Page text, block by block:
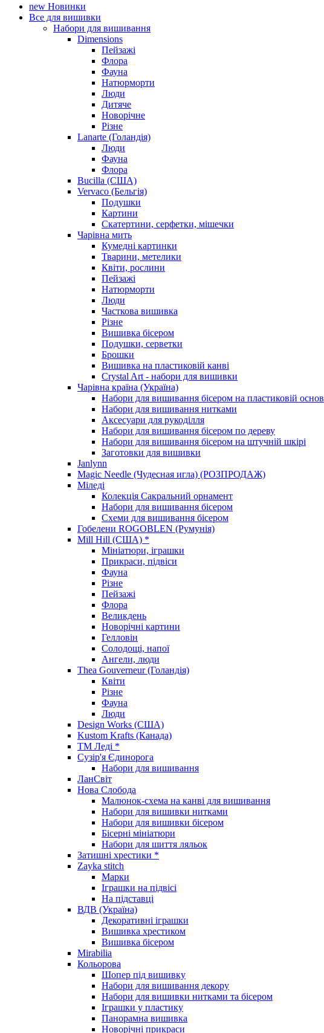
new Новинки
Все для вишивки
Набори для вишивання
Dimensions
Пейзажі
Флора
Фауна
Натюрморти
Люди
Дитяче
Новорічне
Різне
Lanarte (Голандія)
Люди
Фауна
Флора
Bucilla (США)
Vervaco (Бельгія)
Подушки
Картини
Скатертини, серфетки, мішечки
Чарiвна мить
Кумедні картинки
Тварини, метелики
Квіти, рослини
Пейзажі
Натюрморти
Люди
Часткова вишивка
Різне
Вишивка бісером
Подушки, серветки
Брошки
Вишивка на пластиковій канві
Crystal Art - набори для вишивки
Чарівна країна (Україна)
Набори для вишивання бісером на пластиковій
Набори для вишивання нитками
Аксесуари для рукоділля
Набори для вишивання бісером по дереву
Набори для вишивання бісером на штучній шкірі
Заготовки для вишивки
Janlynn
Magic Needle (Чудесная игла) (РОЗПРОДАЖ)
Міледі
Колекція Сакральний орнамент
Набори для вишивання бісером
Схеми для вишивання бісером
Гобелени ROGOBLEN (Румунія)
Mill Hill (США) *
Мініатюри, іграшки
Прикраси, підвіси
Фауна
Різне
Пейзажі
Флора
Великдень
Новорічні картини
Гелловін
Солодощі, напої
Ангели, люди
Thea Gouverneur (Голандія)
Квіти
Різне
Фауна
Люди
Design Works (США)
Kustom Krafts (Канада)
ТМ Леді *
Сузір'я Єдинорога
Набори для вишивання
ЛанСвіт
Нова Слобода
Малюнок-схема на канві для вишивання
Набори для вишивки нитками
Набори для вишивки бісером
Бісерні мініатюри
Набори для шиття ляльок
Затишні хрестики *
Zayka stitch
Марки
Іграшки на підвісі
На підставці
ВДВ (Україна)
Декоративні іграшки
Вишивка хрестиком
Вишивка бісером
Mirabilia
Кольорова
Шопер під вишивку
Набори для вишивання декору
Набори для вишивки нитками та бісером
Іграшки у пластику
Панорамна вишивка
Новорічні прикраси